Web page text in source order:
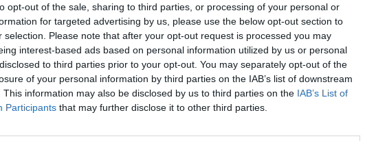
opt-out of the sale, sharing to third parties, or processing of your personal or
for targeted advertising by us, please use the below opt-out section to
selection. Please note that after your opt-out request is processed you may
interest-based ads based on personal information utilized by us or personal
to third parties prior to your opt-out. You may separately opt-out of the
of your personal information by third parties on the IAB’s list of downstream
This information may also be disclosed by us to third parties on the IAB’s List of
Participants that may further disclose it to other third parties.
Nicktuttipresi:L'ultimo saluto prima del blocco🤗
19 Febbraio 2025 alle ore 18:40·Ti stimo·Rispondi
Lalady:Nicktuttipresi prima supposta ✔️
1
20 Febbraio 2025 alle ore 07:31· Ti stimo·Rispondi